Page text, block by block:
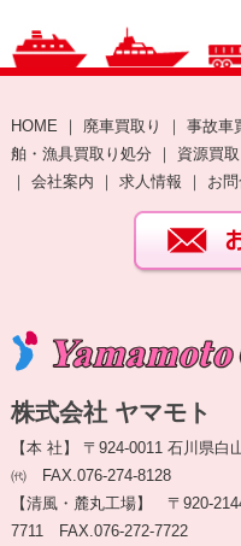
HOME ｜ 廃車買取り ｜ 事故車
舶・漁具買取り処分 ｜ 資源買取
｜ 会社案内 ｜ 求人情報 ｜ お
株式会社 ヤマモト
【本 社】 〒924-0011 石川県
㈹ FAX.076-274-8128
【清風・麓丸工場】 〒920-
7711 FAX.076-272-7722